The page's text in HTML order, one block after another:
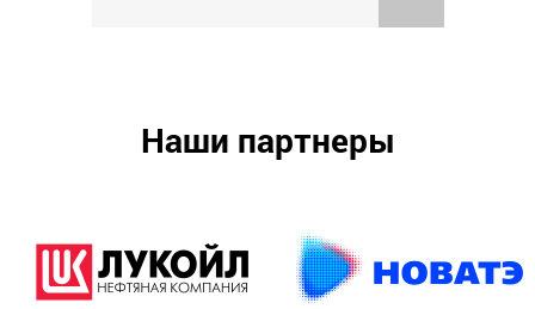
Наши партнеры